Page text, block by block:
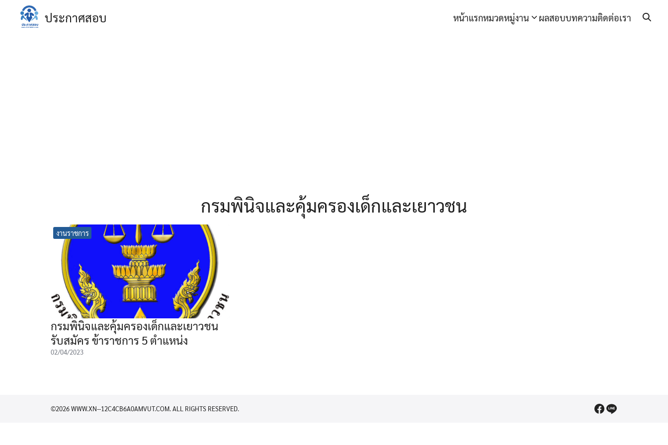
ประกาศสอบ หน้าแรกหมวดหมู่งาน ผลสอบบทความติดต่อเรา
กรมพินิจและคุ้มครองเด็กและเยาวชน
งานราชการ
กรมพินิจและคุ้มครองเด็กและเยาวชน
รับสมัคร ข้าราชการ 5 ตำแหน่ง
02/04/2023
©2026 WWW.XN--12C4CB6A0AMVUT.COM. ALL RIGHTS RESERVED.